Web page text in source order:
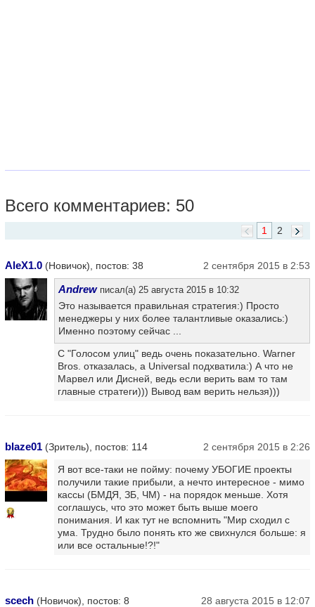
Всего комментариев: 50
2
1
AleX1.0 (Новичок), постов: 38 2 сентября 2015 в 2:53
Andrewписал(а) 25 августа 2015 в 10:32
Это называется правильная стратегия:) Просто
менеджеры у них более талантливые оказались:)
Именно поэтому сейчас ...
С "Голосом улиц" ведь очень показательно. Warner
Bros. отказалась, а Universal подхватила:) А что не
Марвел или Дисней, ведь если верить вам то там
главные стратеги))) Вывод вам верить нельзя)))
blaze01 (Зритель), постов: 114 2 сентября 2015 в 2:26
14
Я вот все-таки не пойму: почему УБОГИЕ проекты
получили такие прибыли, а нечто интересное - мимо
кассы (БМДЯ, ЗБ, ЧМ) - на порядок меньше. Хотя
соглашусь, что это может быть выше моего
понимания. И как тут не вспомнить "Мир сходил с
ума. Трудно было понять кто же свихнулся больше: я
или все остальные!?!"
scech (Новичок), постов: 8 28 августа 2015 в 12:07